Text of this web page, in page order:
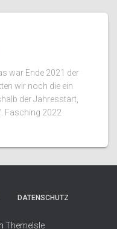
war Ende 2021 der
wir noch die ein
der Jahresstart,
Fasching 2022
DATENSCHUTZ
ThemeIsle